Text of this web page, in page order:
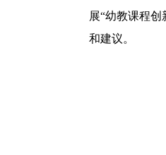
展“幼教课程
和建议。